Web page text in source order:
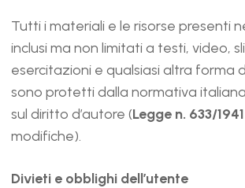
Tutti i materiali e le risorse presenti
inclusi ma non limitati a testi, video,
esercitazioni e qualsiasi altra forma
sono protetti dalla normativa
sul diritto d’autore (Legge n. 633/1941
modifiche).
Divieti e obblighi dell’utente